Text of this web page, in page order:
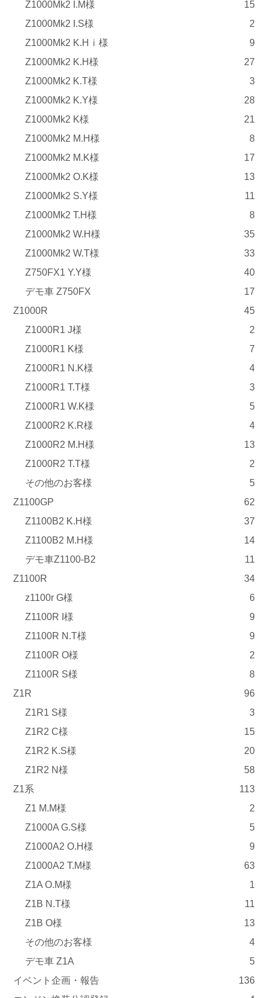
Z1000Mk2 I.M様
15
Z1000Mk2 I.S様
2
Z1000Mk2 K.Hｉ様
9
Z1000Mk2 K.H様
27
Z1000Mk2 K.T様
3
Z1000Mk2 K.Y様
28
Z1000Mk2 K様
21
Z1000Mk2 M.H様
8
Z1000Mk2 M.K様
17
Z1000Mk2 O.K様
13
Z1000Mk2 S.Y様
11
Z1000Mk2 T.H様
8
Z1000Mk2 W.H様
35
Z1000Mk2 W.T様
33
Z750FX1 Y.Y様
40
デモ車 Z750FX
17
Z1000R
45
Z1000R1 J様
2
Z1000R1 K様
7
Z1000R1 N.K様
4
Z1000R1 T.T様
3
Z1000R1 W.K様
5
Z1000R2 K.R様
4
Z1000R2 M.H様
13
Z1000R2 T.T様
2
その他のお客様
5
Z1100GP
62
Z1100B2 K.H様
37
Z1100B2 M.H様
14
デモ車Z1100-B2
11
Z1100R
34
z1100r G様
6
Z1100R I様
9
Z1100R N.T様
9
Z1100R O様
2
Z1100R S様
8
Z1R
96
Z1R1 S様
3
Z1R2 C様
15
Z1R2 K.S様
20
Z1R2 N様
58
Z1系
113
Z1 M.M様
2
Z1000A G.S様
5
Z1000A2 O.H様
9
Z1000A2 T.M様
63
Z1A O.M様
1
Z1B N.T様
11
Z1B O様
13
その他のお客様
4
デモ車 Z1A
5
イベント企画・報告
136